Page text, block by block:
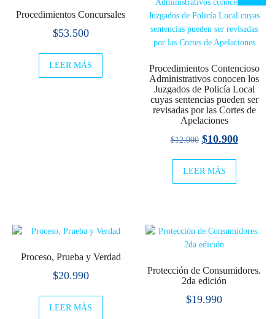
Procedimientos Concursales
$53.500
LEER MÁS
Procedimientos Contencioso
Administrativos conocen los
Juzgados de Policía Local
cuyas sentencias pueden ser
revisadas por las Cortes de
Apelaciones
$12.000 El
original
$10.900El
LEER MÁS
Proceso, Prueba y Verdad
$20.990
LEER MÁS
Protección de Consumidores.
2da edición
$19.990